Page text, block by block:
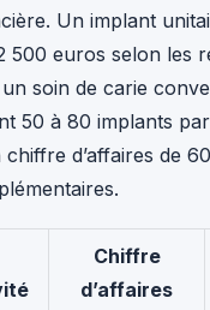
Un implant
500 euros selon les
soin de carie
50 à 80 implants
d’affaires de
Chiffre
d’affaires